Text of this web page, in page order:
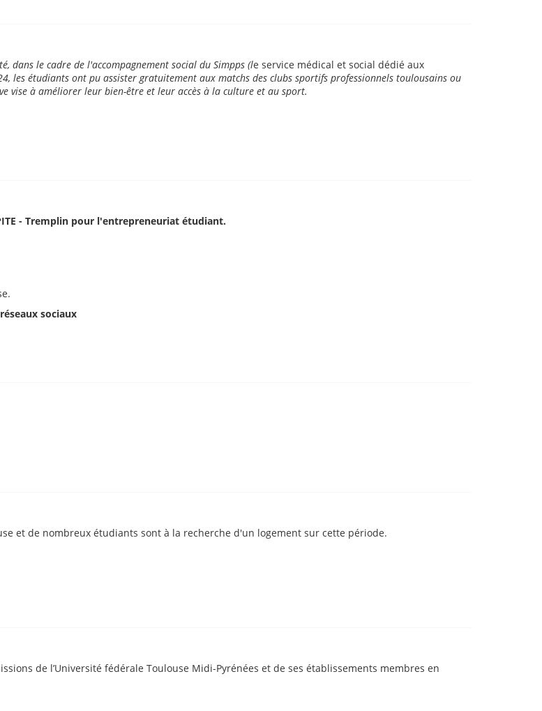
dans le cadre de l'accompagnement social du Simpps (le service médical et social dédié aux
les étudiants ont pu assister gratuitement aux matchs des clubs sportifs professionnels toulousains ou
vise à améliorer leur bien-être et leur accès à la culture et au sport.
- Tremplin pour l'entrepreneuriat étudiant.
sociaux
et de nombreux étudiants sont à la recherche d'un logement sur cette période.
de l’Université fédérale Toulouse Midi-Pyrénées et de ses établissements membres en